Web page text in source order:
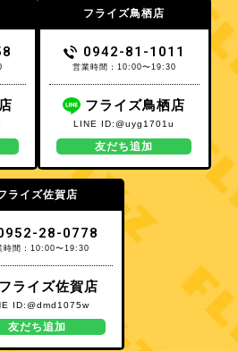
フライズ鳥栖店
0942-81-1011
営業時間：10:00〜19:30
フライズ鳥栖店
LINE ID:@uyg1701u
友だち追加
ライズ佐賀店
28-0778
時間：10:00〜19:30
フライズ佐賀店
ID:@dmd1075w
友だち追加